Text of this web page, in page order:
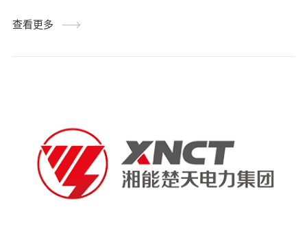
查看更多